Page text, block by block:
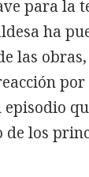
para la
ha
las
los